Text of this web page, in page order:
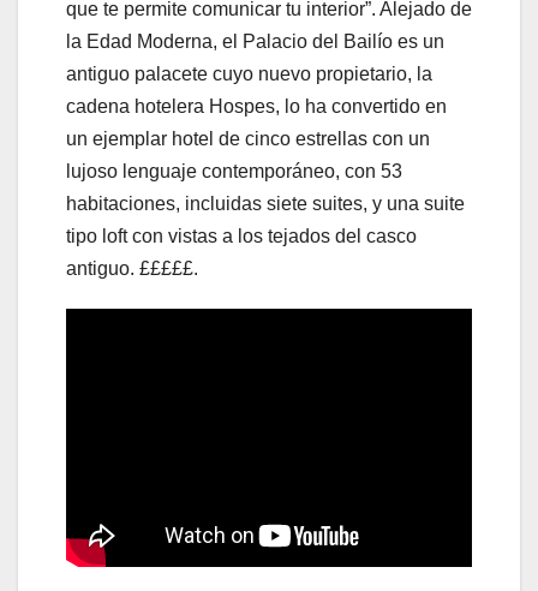
que te permite comunicar tu interior”. Alejado de
la Edad Moderna, el Palacio del Bailío es un
antiguo palacete cuyo nuevo propietario, la
cadena hotelera Hospes, lo ha convertido en
un ejemplar hotel de cinco estrellas con un
lujoso lenguaje contemporáneo, con 53
habitaciones, incluidas siete suites, y una suite
tipo loft con vistas a los tejados del casco
antiguo. £££££.